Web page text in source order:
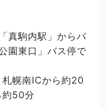
真駒内駅」からバ
園東口」バス停で
幌南ICから約20
50分